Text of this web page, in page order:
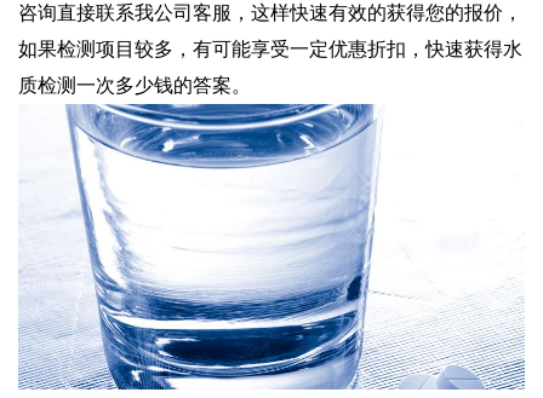
咨询直接联系我公司客服，这样快速有效的获得您的报价，
如果检测项目较多，有可能享受一定优惠折扣，快速获得水
质检测一次多少钱的答案。